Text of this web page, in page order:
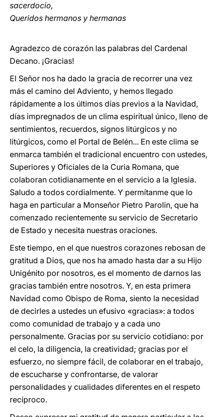
sacerdocio,
Queridos hermanos y hermanas
Agradezco de corazón las palabras del Cardenal
Decano. ¡Gracias!
El Señor nos ha dado la gracia de recorrer una vez
más el camino del Adviento, y hemos llegado
rápidamente a los últimos días previos a la Navidad,
días impregnados de un clima espiritual único, lleno de
sentimientos, recuerdos, signos litúrgicos y no
litúrgicos, como el Portal de Belén... En este clima se
enmarca también el tradicional encuentro con ustedes,
Superiores y Oficiales de la Curia Romana, que
colaboran cotidianamente en el servicio a la Iglesia.
Saludo a todos cordialmente. Y permítanme que lo
haga en particular a Monseñor Pietro Parolin, que ha
comenzado recientemente su servicio de Secretario
de Estado y necesita nuestras oraciones.
Este tiempo, en el que nuestros corazones rebosan de
gratitud a Dios, que nos ha amado hasta dar a su Hijo
Unigénito por nosotros, es el momento de darnos las
gracias también entre nosotros. Y, en esta primera
Navidad como Obispo de Roma, siento la necesidad
de decirles a ustedes un efusivo «gracias»: a todos
como comunidad de trabajo y a cada uno
personalmente. Gracias por su servicio cotidiano: por
el celo, la diligencia, la creatividad; gracias por el
esfuerzo, no siempre fácil, de colaborar en el trabajo,
de escucharse y confrontarse, de valorar
personalidades y cualidades diferentes en el respeto
recíproco.